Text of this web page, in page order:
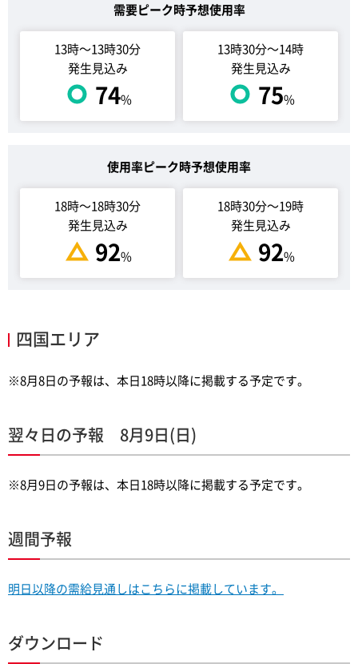
需要ピーク時予想使用率
13時～13時30分
発生見込み
74%
13時30分～14時
発生見込み
75%
使用率ピーク時予想使用率
18時～18時30分
発生見込み
92%
18時30分～19時
発生見込み
92%
四国エリア
※8月8日の予報は、本日18時以降に掲載する予定です。
翌々日の予報 8月9日(日)
※8月9日の予報は、本日18時以降に掲載する予定です。
週間予報
明日以降の需給見通しはこちらに掲載しています。
ダウンロード